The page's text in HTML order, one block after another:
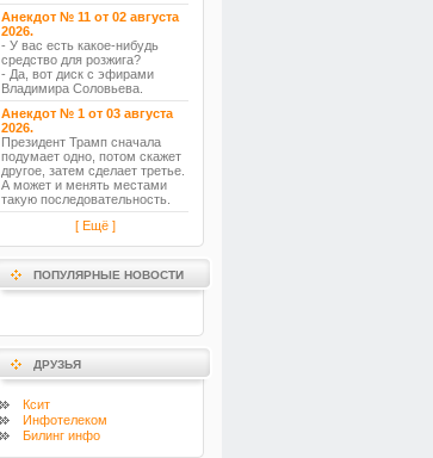
Анекдот № 11 от 02 августа
2026.
- У вас есть какое-нибудь
средство для розжига?
- Да, вот диск с эфирами
Владимира Соловьева.
Анекдот № 1 от 03 августа
2026.
Президент Трамп сначала
подумает одно, потом скажет
другое, затем сделает третье.
А может и менять местами
такую последовательность.
[ Ещё ]
ПОПУЛЯРНЫЕ НОВОСТИ
ДРУЗЬЯ
Ксит
Инфотелеком
Билинг инфо